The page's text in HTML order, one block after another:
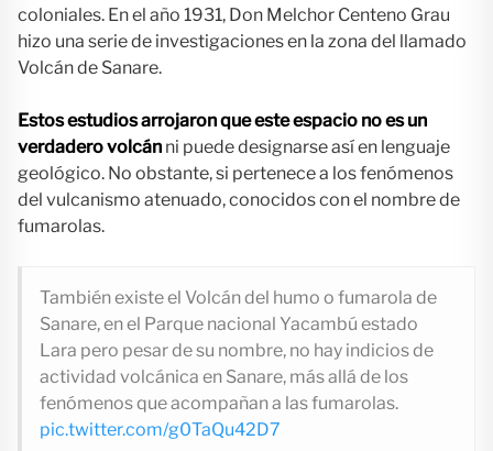
coloniales. En el año 1931, Don Melchor Centeno Grau
hizo una serie de investigaciones en la zona del llamado
Volcán de Sanare.
Estos estudios arrojaron que este espacio no es un
verdadero volcán ni puede designarse así en lenguaje
geológico. No obstante, si pertenece a los fenómenos
del vulcanismo atenuado, conocidos con el nombre de
fumarolas.
También existe el Volcán del humo o fumarola de
Sanare, en el Parque nacional Yacambú estado
Lara pero pesar de su nombre, no hay indicios de
actividad volcánica en Sanare, más allá de los
fenómenos que acompañan a las fumarolas.
pic.twitter.com/g0TaQu42D7